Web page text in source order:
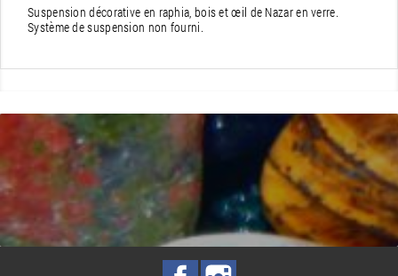
Suspension décorative en raphia, bois et œil de Nazar en verre.
Système de suspension non fourni.
Facebook